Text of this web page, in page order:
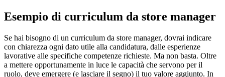
Esempio di curriculum da store manager
Se hai bisogno di un curriculum da store manager, dovrai indicare
con chiarezza ogni dato utile alla candidatura, dalle esperienze
lavorative alle specifiche competenze richieste. Ma non basta. Oltre
a mettere opportunamente in luce le capacità che servono per il
ruolo, deve emergere (e lasciare il segno) il tuo valore aggiunto. In